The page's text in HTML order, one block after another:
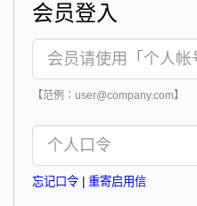
会员登入
【范例：user@company.com】
忘记口令 重寄启用信